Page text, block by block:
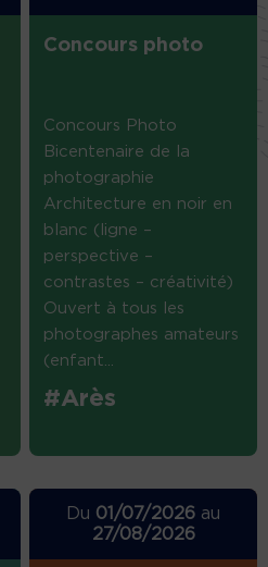
Concours photo
Concours Photo
Bicentenaire de la
photographie
Architecture en noir en
blanc (ligne –
perspective –
contrastes – créativité)
Ouvert à tous les
photographes amateurs
(enfant...
#Arès
Du 01/07/2026 au
27/08/2026